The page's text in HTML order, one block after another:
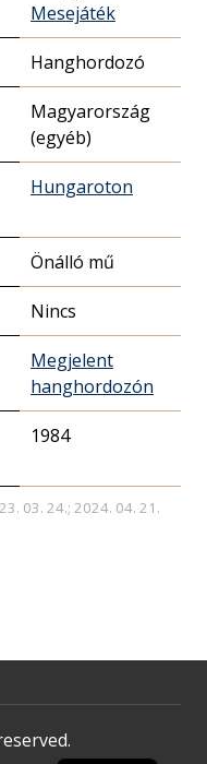
Mesejáték
Hanghordozó
Magyarország
(egyéb)
Hungaroton
Önálló mű
Nincs
Megjelent
hanghordozón
1984
03. 24.; 2024. 04. 21.